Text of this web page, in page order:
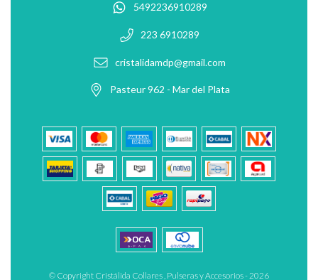
5492236910289
223 6910289
cristalidamdp@gmail.com
Pasteur 962 - Mar del Plata
© Copyright Cristálida Collares , Pulseras y Accesorios - 2026